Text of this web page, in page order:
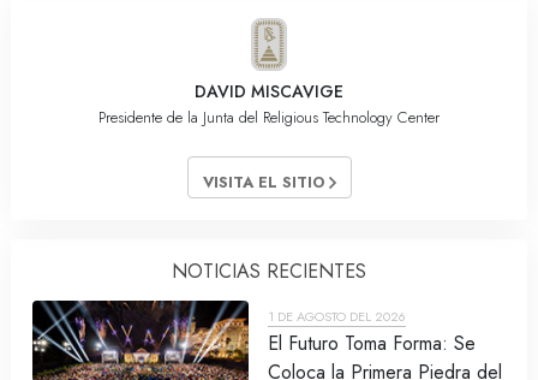
DAVID MISCAVIGE
Presidente de la Junta del Religious Technology Center
VISITA EL SITIO
NOTICIAS RECIENTES
1 DE AGOSTO DEL 2026
El Futuro Toma Forma: Se
Coloca la Primera Piedra del